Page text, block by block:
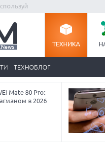
ТЕХНИКА
ТЕХНОБЛОГ
Mate 80 Pro:
в 2026